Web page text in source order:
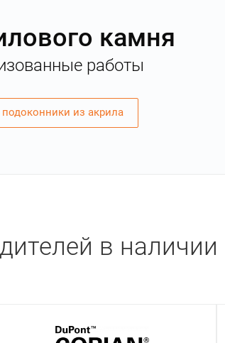
камня
работы
подоконники из акрила
в наличии